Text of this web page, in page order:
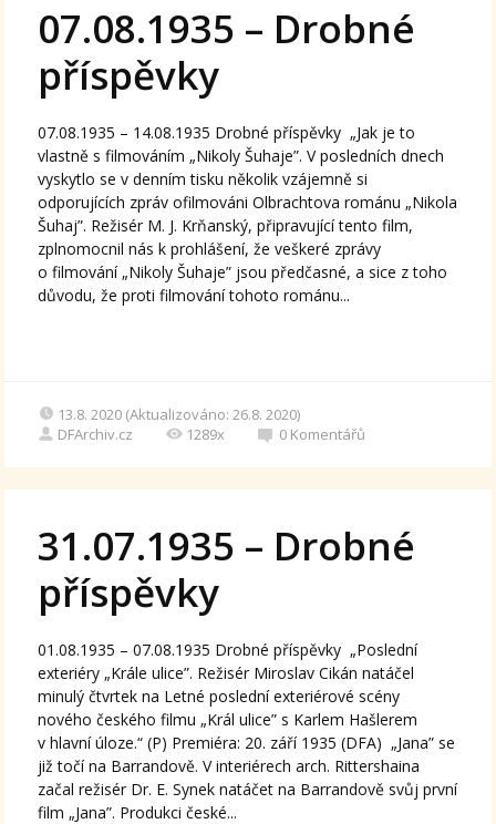
07.08.1935 – Drobné
příspěvky
07.08.1935 – 14.08.1935 Drobné příspěvky „Jak je to
vlastně s filmováním „Nikoly Šuhaje”. V posledních dnech
vyskytlo se v denním tisku několik vzájemně si
odporujících zpráv ofilmováni Olbrachtova románu „Nikola
Šuhaj”. Režisér M. J. Krňanský, připravující tento film,
zplnomocnil nás k prohlášení, že veškeré zprávy
o filmování „Nikoly Šuhaje” jsou předčasné, a sice z toho
důvodu, že proti filmování tohoto románu...
13.8. 2020 (Aktualizováno: 26.8. 2020)
DFArchiv.cz
1289x 0 Komentářů
31.07.1935 – Drobné
příspěvky
01.08.1935 – 07.08.1935 Drobné příspěvky „Poslední
exteriéry „Krále ulice”. Režisér Miroslav Cikán natáčel
minulý čtvrtek na Letné poslední exteriérové scény
nového českého filmu „Král ulice” s Karlem Hašlerem
v hlavní úloze.“ (P) Premiéra: 20. září 1935 (DFA) „Jana” se
již točí na Barrandově. V interiérech arch. Rittershaina
začal režisér Dr. E. Synek natáčet na Barrandově svůj první
film „Jana”. Produkci české...